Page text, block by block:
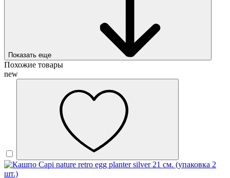
Показать еще
Похожие товары
new